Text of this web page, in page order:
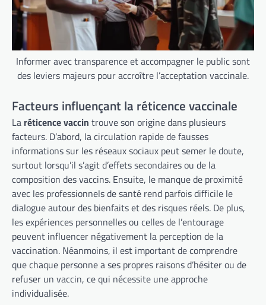
Informer avec transparence et accompagner le public sont
des leviers majeurs pour accroître l’acceptation vaccinale.
Facteurs influençant la réticence vaccinale
La réticence vaccin trouve son origine dans plusieurs
facteurs. D’abord, la circulation rapide de fausses
informations sur les réseaux sociaux peut semer le doute,
surtout lorsqu’il s’agit d’effets secondaires ou de la
composition des vaccins. Ensuite, le manque de proximité
avec les professionnels de santé rend parfois difficile le
dialogue autour des bienfaits et des risques réels. De plus,
les expériences personnelles ou celles de l’entourage
peuvent influencer négativement la perception de la
vaccination. Néanmoins, il est important de comprendre
que chaque personne a ses propres raisons d’hésiter ou de
refuser un vaccin, ce qui nécessite une approche
individualisée.